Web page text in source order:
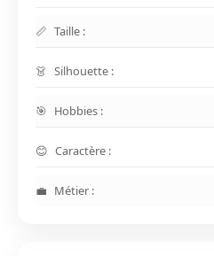
Taille :
Silhouette :
Hobbies :
Caractère :
Métier :